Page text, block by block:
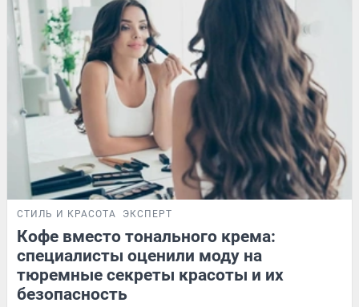
СТИЛЬ И КРАСОТА ЭКСПЕРТ
Кофе вместо тонального крема:
специалисты оценили моду на
тюремные секреты красоты и их
безопасность